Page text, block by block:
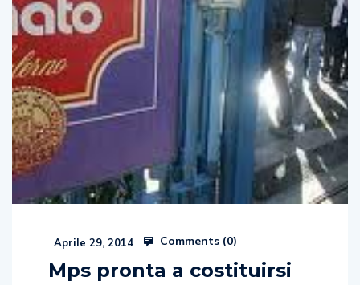
Aprile 29, 2014 Comments (0)
Mps pronta a costituirsi